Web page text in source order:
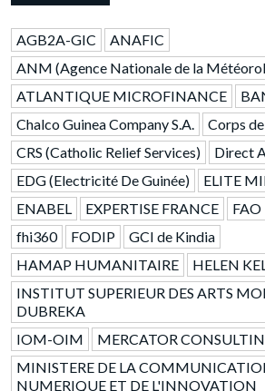
AGB2A-GIC
ANAFIC
ANM (Agence Nationale de la
ATLANTIQUE MICROFINANCE
Chalco Guinea Company S.A.
Corps
CRS (Catholic Relief Services)
Direct
EDG (Electricité De Guinée)
ELITE
ENABEL
EXPERTISE FRANCE FAO
fhi360
FODIP
GCI de Kindia
HAMAP HUMANITAIRE
HELEN
INSTITUT SUPERIEUR DES ARTS
DUBREKA
IOM-OIM
MERCATOR
MINISTERE DE LA
NUMERIQUE ET DE L'INNOVATION